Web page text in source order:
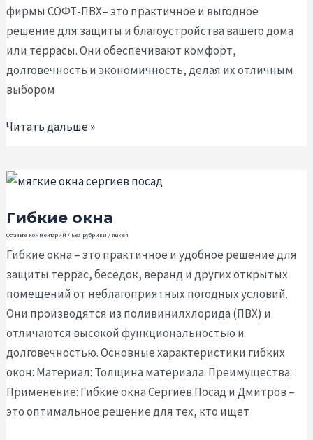
фирмы СОФТ-ПВХ– это практичное и выгодное
решение для защиты и благоустройства вашего дома
или террасы. Они обеспечивают комфорт,
долговечность и экономичность, делая их отличным
выбором
Читать дальше »
Гибкие окна
Оставьте комментарий / Без рубрики / maken
Гибкие окна – это практичное и удобное решение для
защиты террас, беседок, веранд и других открытых
помещений от неблагоприятных погодных условий.
Они производятся из поливинилхлорида (ПВХ) и
отличаются высокой функциональностью и
долговечностью. Основные характеристики гибких
окон: Материал: Толщина материала: Преимущества:
Применение: Гибкие окна Сергиев Посад и Дмитров –
это оптимальное решение для тех, кто ищет
Гибкие